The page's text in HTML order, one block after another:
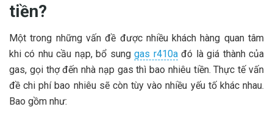
tiền?
Một trong những vấn đề được nhiều khách hàng quan tâm
khi có nhu cầu nạp, bổ sunggas r410ađó là giá thành của
gas, gọi thợ đến nhà nạp gas thì bao nhiêu tiền. Thực tế vấn
đề chi phí bao nhiêu sẽ còn tùy vào nhiều yếu tố khác nhau.
Bao gồm như: